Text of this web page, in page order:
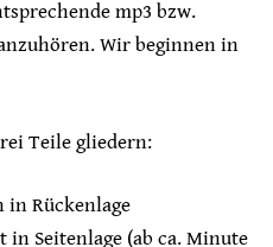
mp3 bzw.
Wir beginnen in
Teile gliedern:
in Rückenlage
in Seitenlage (ab ca. Minute